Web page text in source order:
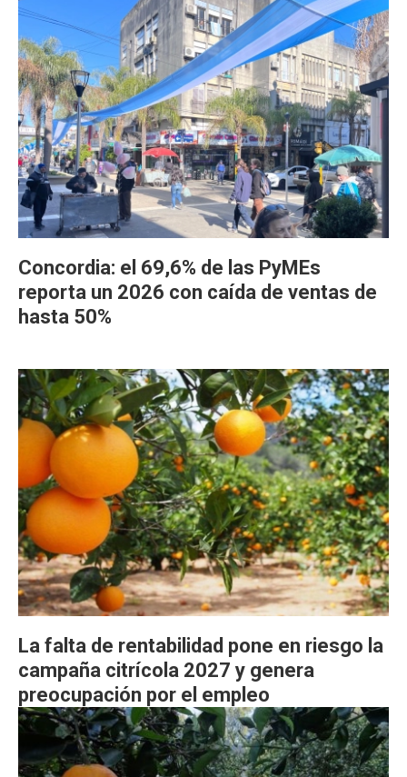
Concordia: el 69,6% de las PyMEs
reporta un 2026 con caída de ventas de
hasta 50%
La falta de rentabilidad pone en riesgo la
campaña citrícola 2027 y genera
preocupación por el empleo